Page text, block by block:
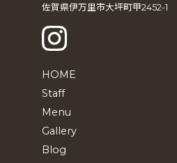
佐賀県伊万里市大坪町甲2452-1
HOME
Staff
Menu
Gallery
Blog